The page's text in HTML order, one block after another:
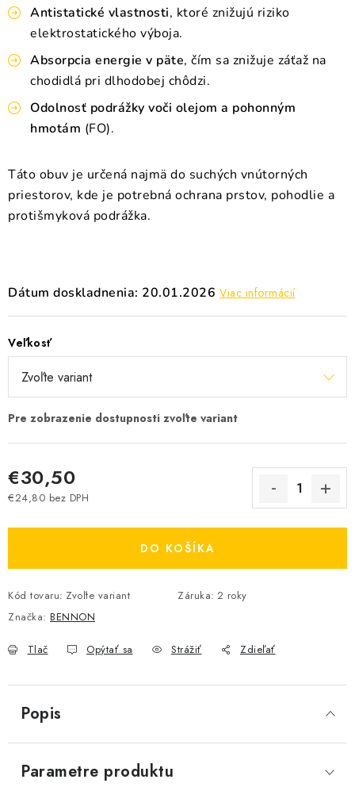
Antistatické vlastnosti, ktoré znižujú riziko
elektrostatického výboja.
Absorpcia energie v päte, čím sa znižuje záťaž na
chodidlá pri dlhodobej chôdzi.
Odolnosť podrážky voči olejom a pohonným
hmotám (FO).
Táto obuv je určená najmä do suchých vnútorných
priestorov, kde je potrebná ochrana prstov, pohodlie a
protišmyková podrážka.
Dátum doskladnenia: 20.01.2026 Viac informácií
Veľkosť
€30,50
€24,80 bez DPH
DO KOŠÍKA
Kód tovaru: Zvoľte variant Záruka: 2 roky
Značka: BENNON
Tlač Opýtať sa Strážiť Zdieľať
Popis
Parametre produktu